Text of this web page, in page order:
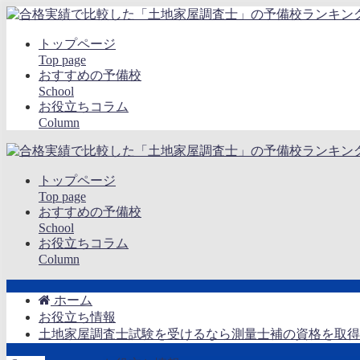
トップページ
Top page
おすすめの予備校
School
お役立ちコラム
Column
トップページ
Top page
おすすめの予備校
School
お役立ちコラム
Column
ホーム
お役立ち情報
土地家屋調査士試験を受けるなら測量士補の資格を取